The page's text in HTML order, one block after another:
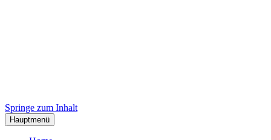
Springe zum Inhalt
Hauptmenü